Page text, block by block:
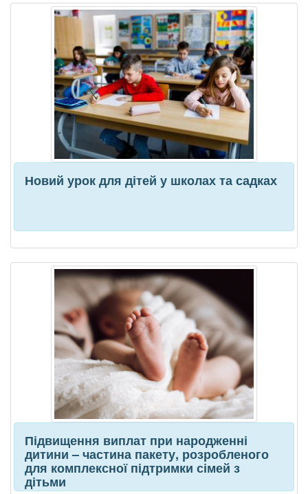
Новий урок для дітей у школах та садках
Підвищення виплат при народженні
дитини – частина пакету, розробленого
для комплексної підтримки сімей з
дітьми